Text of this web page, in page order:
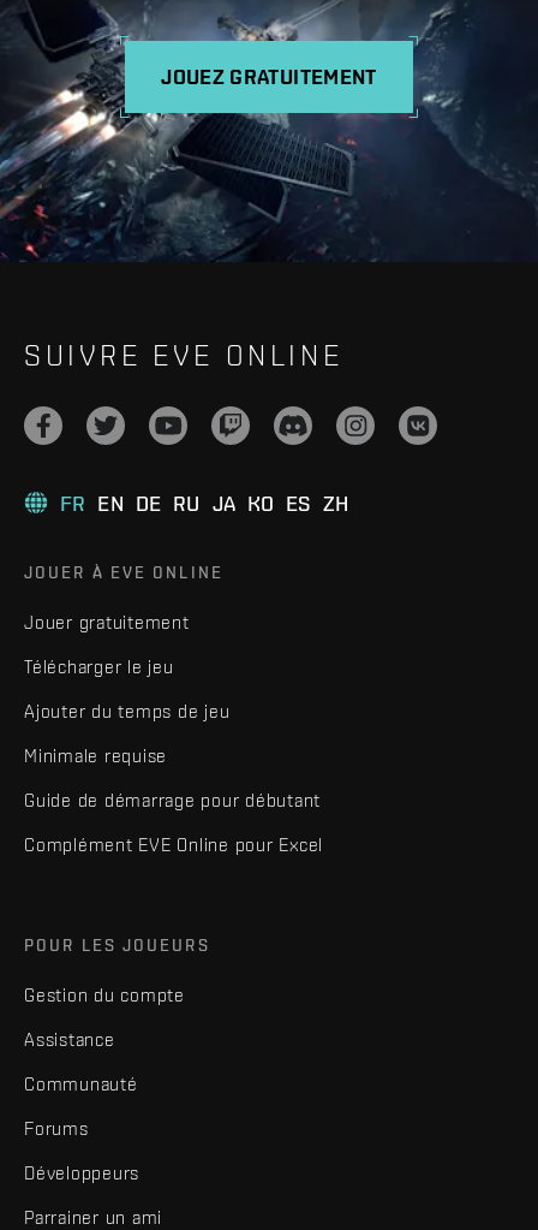
JOUEZ GRATUITEMENT
SUIVRE EVE ONLINE
FR EN DE RU JA KO ES ZH
JOUER À EVE ONLINE
Jouer gratuitement
Télécharger le jeu
Ajouter du temps de jeu
Minimale requise
Guide de démarrage pour débutant
Complément EVE Online pour Excel
POUR LES JOUEURS
Gestion du compte
Assistance
Communauté
Forums
Développeurs
Parrainer un ami